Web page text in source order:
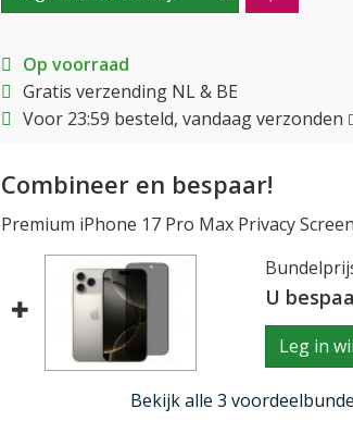
Op voorraad
Gratis verzending NL & BE
Voor 23:59 besteld, vandaag verzonden
Combineer en bespaar!
Premium iPhone 17 Pro Max Privacy
U
Leg in
Bekijk alle 3